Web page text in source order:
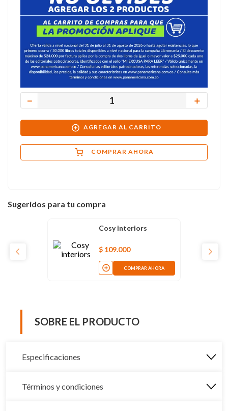
＋
－
AGREGAR AL CARRITO
COMPRAR AHORA
Sugeridos para tu compra
Cosy interiors
$ 109.000
COMPRAR AHORA
SOBRE EL PRODUCTO
Especificaciones
Términos y condiciones